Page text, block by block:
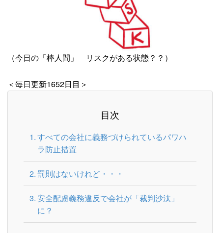
（今日の「棒人間」 リスクがある状態？？）
＜毎日更新1652日目＞
目次
すべての会社に義務づけられているパワハ
ラ防止措置
罰則はないけれど・・・
安全配慮義務違反で会社が「裁判沙汰」
に？